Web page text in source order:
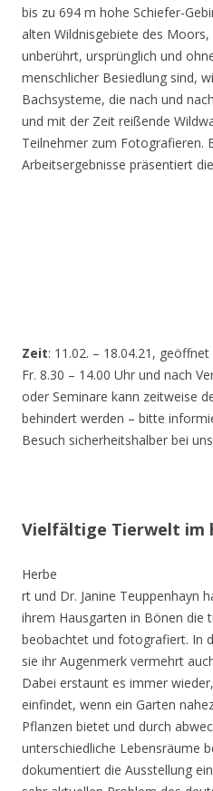
bis zu 694 m hohe Schiefer-
alten Wildnisgebiete des
unberührt, ursprünglich und
menschlicher Besiedlung sind,
Bachsysteme, die nach und
und mit der Zeit reißende
Teilnehmer zum Fotografieren.
Arbeitsergebnisse präsentiert
Zeit: 11.02. – 18.04.21,
Fr. 8.30 – 14.00 Uhr und nach
oder Seminare kann zeitweise
behindert werden – bitte
Besuch sicherheitshalber bei
Vielfältige Tierwelt im
Herbe
rt und Dr. Janine Teuppenhayn
ihrem Hausgarten in Bönen die
beobachtet und fotografiert. In
sie ihr Augenmerk vermehrt
Dabei erstaunt es immer
einfindet, wenn ein Garten
Pflanzen bietet und durch
unterschiedliche Lebensräume
dokumentiert die Ausstellung